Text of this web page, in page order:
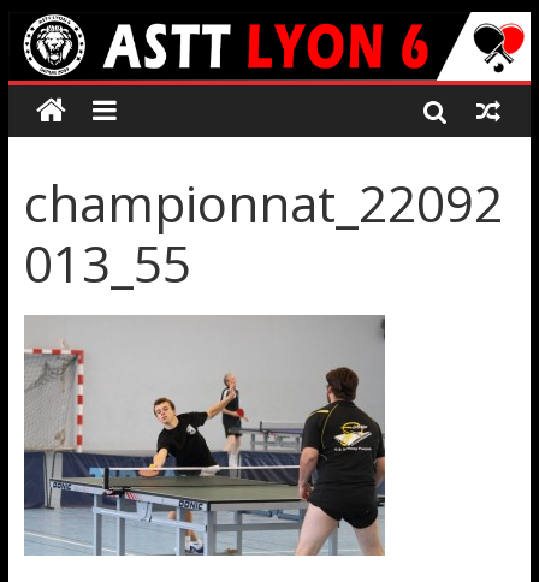
championnat_22092
013_55